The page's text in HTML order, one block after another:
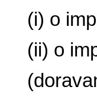
(i) o
(ii) o